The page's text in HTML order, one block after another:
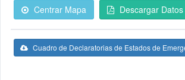
Centrar Mapa Descargar Datos
Cuadro de Declaratorias de Estados de